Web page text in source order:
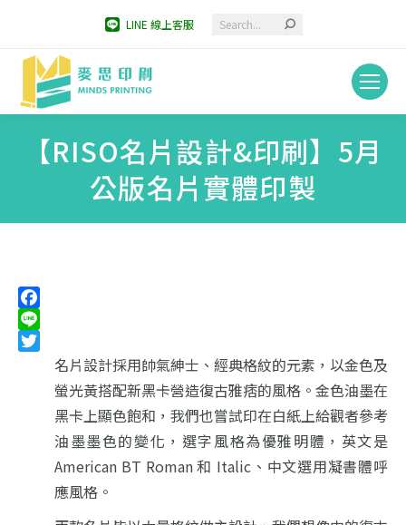
LINE 線上客服 Search:
【RISO名片設計&印刷】5月
公版名片實體印製
Facebook
Line
Twitter名片設計採用帥氣紳士、經典格紋的元素， 以金色及
螢光黃搭配新黑卡營造復古雅痞的風格。 金色油墨在
黑卡上顯色飽和， 我們也嘗試印在白紙上給觀者參考
油墨墨色的變化， 選字風格為優雅明體， 英文是
American BT Roman 和 Italic、 中文選用凝書體呼
應風格。